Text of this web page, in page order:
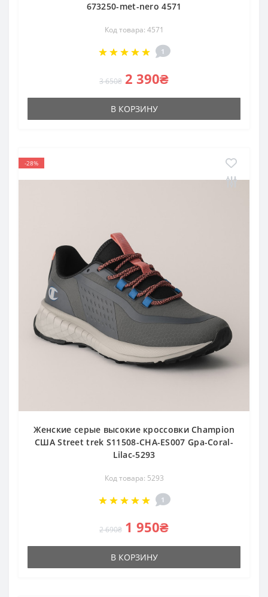
673250-met-nero 4571
Код товара: 4571
1
3 650₴ 2 390₴
В КОРЗИНУ
-28%
Женские серые высокие кроссовки Champion
США Street trek S11508-CHA-ES007 Gpa-Coral-
Lilac-5293
Код товара: 5293
1
2 690₴ 1 950₴
В КОРЗИНУ